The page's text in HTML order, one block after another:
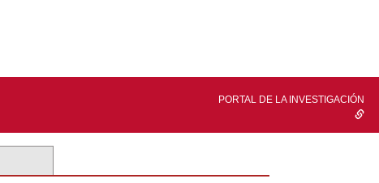
PORTAL DE LA INVESTIGACIÓN